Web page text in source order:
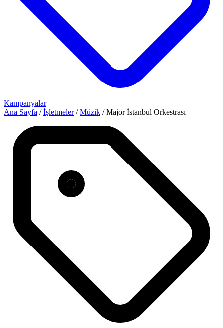
Kampanyalar
Ana Sayfa / İşletmeler / Müzik / Major İstanbul Orkestrası